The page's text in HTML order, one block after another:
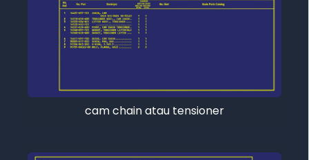
cam chain atau tensioner